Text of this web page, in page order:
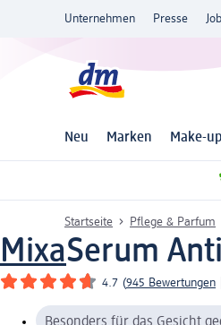
Unternehmen Presse
Neu Marken Make-up
Startseite Pflege & Parfum
MixaSerum
4.7 (945 Bewertungen
Besonders für das Gesicht